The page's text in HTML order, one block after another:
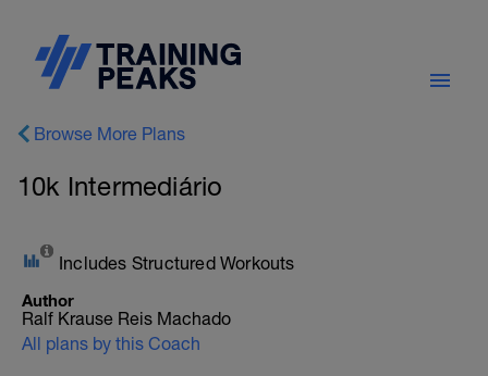
Browse More Plans
10k Intermediário
Includes Structured Workouts
Author
Ralf Krause Reis Machado
All plans by this Coach